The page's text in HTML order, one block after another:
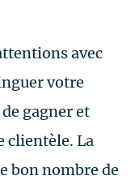
avec
votre
gagner et
clientèle. La
bon nombre de